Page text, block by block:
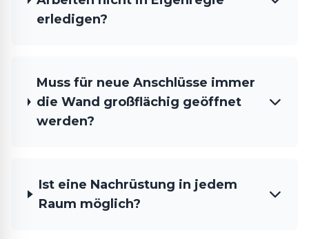
erledigen?
Muss für neue Anschlüsse immer
die Wand großflächig geöffnet
werden?
Ist eine Nachrüstung in jedem
Raum möglich?